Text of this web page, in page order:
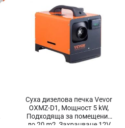
Суха дизелова печка Vevor
OXMZ-D1, Мощност 5 kW,
Подходяща за помещения
до 20 m2, Захранване 12V